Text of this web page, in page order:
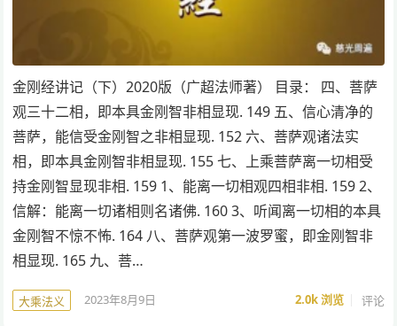
金刚经讲记（下）2020版（广超法师著） 目录： 四、菩萨
观三十二相，即本具金刚智非相显现. 149 五、信心清净的
菩萨，能信受金刚智之非相显现. 152 六、菩萨观诸法实
相，即本具金刚智非相显现. 155 七、上乘菩萨离一切相受
持金刚智显现非相. 159 1、能离一切相观四相非相. 159 2、
信解：能离一切诸相则名诸佛. 160 3、听闻离一切相的本具
金刚智不惊不怖. 164 八、菩萨观第一波罗蜜，即金刚智非
相显现. 165 九、菩…
大乘法义 2023年8月9日 2.0k浏览 评论